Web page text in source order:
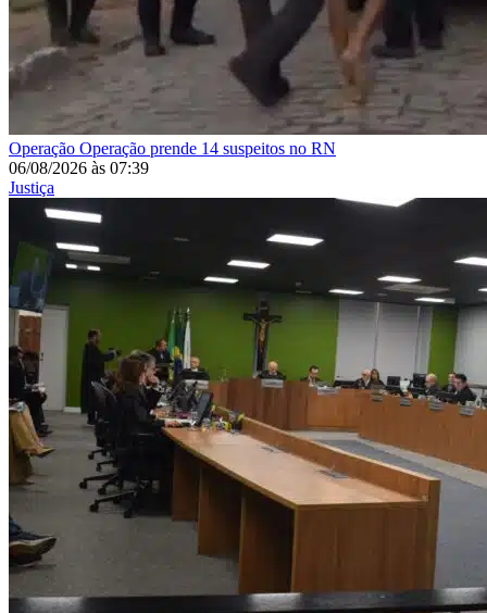
Operação Operação prende 14 suspeitos no RN
06/08/2026 às 07:39
Justiça